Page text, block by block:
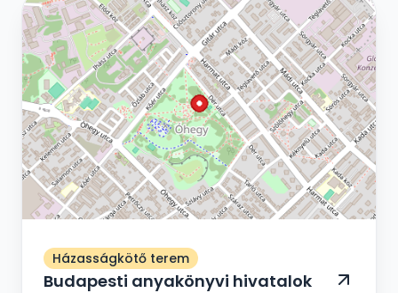
Házasságkötő terem
Budapesti anyakönyvi hivatalok